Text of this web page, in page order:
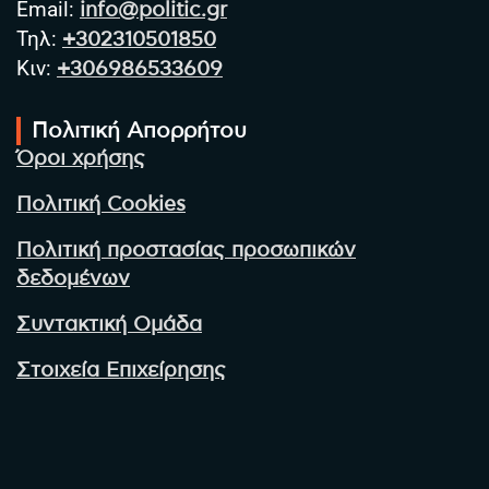
Email: info@politic.gr
Τηλ: +302310501850
Κιν: +306986533609
Πολιτική Απορρήτου
Όροι χρήσης
Πολιτική Cookies
Πολιτική προστασίας προσωπικών
δεδομένων
Συντακτική Ομάδα
Στοιχεία Επιχείρησης